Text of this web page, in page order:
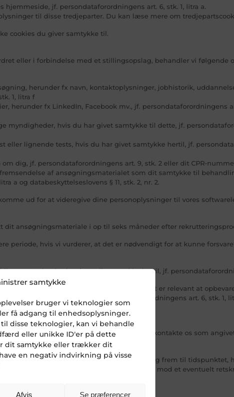
samtykke
bruger vi teknologier som
få adgang til enhedsoplysninger.
disse teknologier, kan vi behandle
eller unikke ID'er på dette
dit samtykke eller trækker dit
en negativ indvirkning på visse
Afvis Se præferencer
jf. persondataforordningens art. 6, stk. 1, litra a.
til disse tredjeparter. Du kan læse mere om
cookies du giver samtykke til.
eller i forbindelse med et stillingsopslag, behandler vi følgende
herunder fx navn, kontaktoplysninger, jobhistorik,
1, litra f
fx LinkedIn, Facebook mv., jf. persondataforordningens
hvis du har givet samtykke til dette, jf.
lignende tests, hvis du har givet samtykke hertil, jf.
dig, jf. persondataforordningens art. 9, stk. 2 eller dit CPR-
af ansøgningsmaterialet som dit samtykke til
a og databeskyttelseslovens § 11, stk. 2, nr. 2.
ud for at videregive dine personoplysninger til vores
ansøgningsmateriale i op til seks måneder efter
hvis vi vurderer, at det er nødvendigt for at kunne
ansættelse, beder vi om dit samtykke hertil, jf.
vurdering af ansøgningen, og hvorvidt det er relevant at
vi om dit samtykke, jf. persondataforordningens art. 6, stk. 1,
tid trække dit samtykke tilbage ved at kontakte os som
for lovligheden af vores behandling frem til tidspunktet,
fx for at kunne forsvare os mod et eventuelt